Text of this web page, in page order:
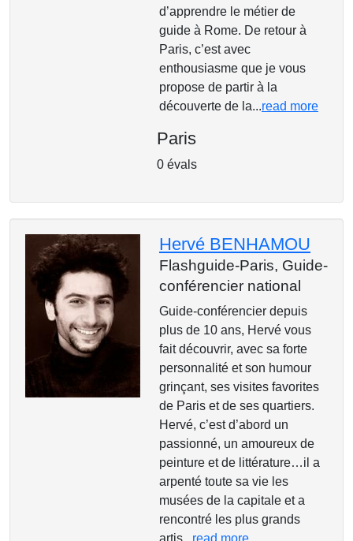
d’apprendre le métier de
guide à Rome. De retour à
Paris, c’est avec
enthousiasme que je vous
propose de partir à la
découverte de la...read more
Paris
0 évals
Hervé BENHAMOU
Flashguide-Paris, Guide-
conférencier national
Guide-conférencier depuis
plus de 10 ans, Hervé vous
fait découvrir, avec sa forte
personnalité et son humour
grinçant, ses visites favorites
de Paris et de ses quartiers.
Hervé, c’est d’abord un
passionné, un amoureux de
peinture et de littérature…il a
arpenté toute sa vie les
musées de la capitale et a
rencontré les plus grands
artis...read more